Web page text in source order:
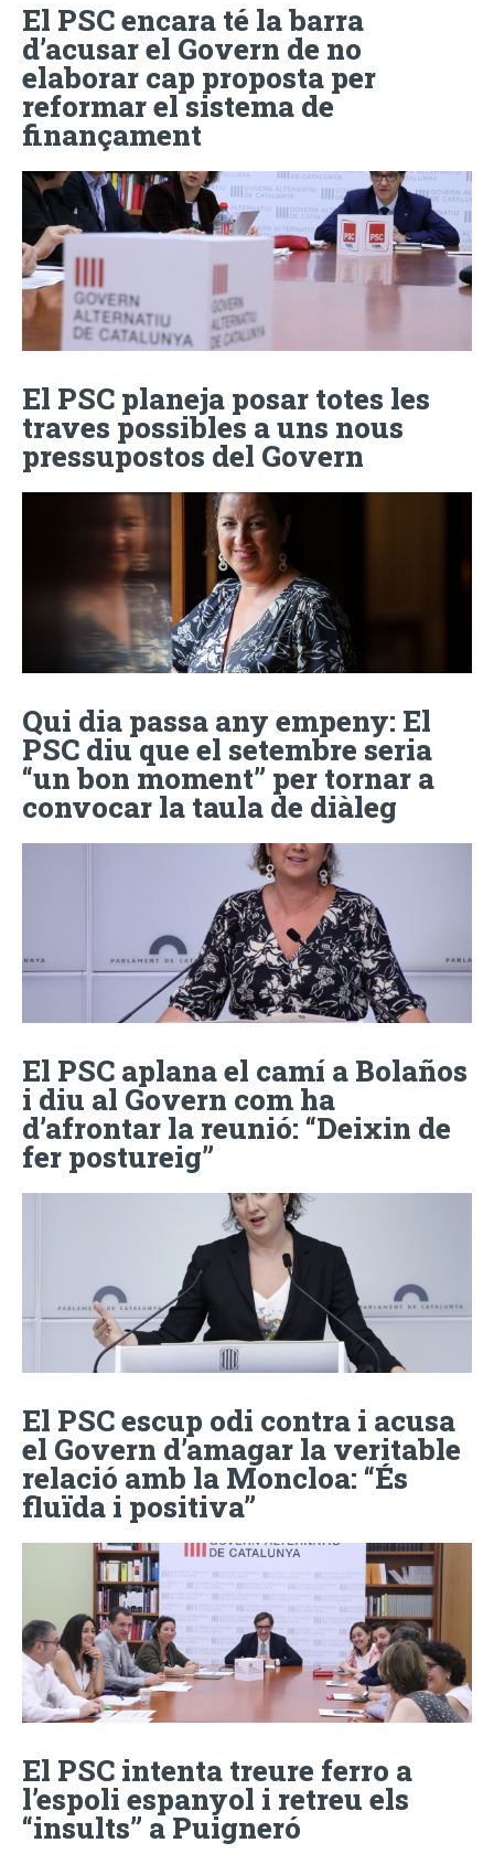
El PSC encara té la barra
d’acusar el Govern de no
elaborar cap proposta per
reformar el sistema de
finançament
El PSC planeja posar totes les
traves possibles a uns nous
pressupostos del Govern
Qui dia passa any empeny: El
PSC diu que el setembre seria
“un bon moment” per tornar a
convocar la taula de diàleg
El PSC aplana el camí a Bolaños
i diu al Govern com ha
d’afrontar la reunió: “Deixin de
fer postureig”
El PSC escup odi contra i acusa
el Govern d’amagar la veritable
relació amb la Moncloa: “És
fluïda i positiva”
El PSC intenta treure ferro a
l’espoli espanyol i retreu els
“insults” a Puigneró